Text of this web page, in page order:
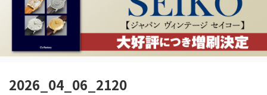
2026_04_06_2120